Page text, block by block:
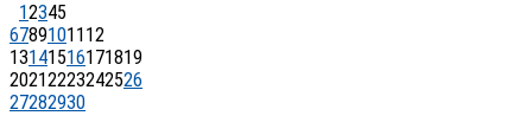
12345
67891011 12
13141516171819
20212223242526
27282930